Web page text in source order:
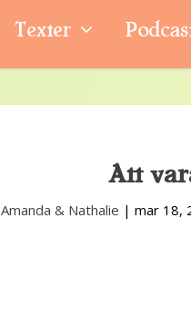
Texter
Att
Amanda & Nathalie | mar 18,